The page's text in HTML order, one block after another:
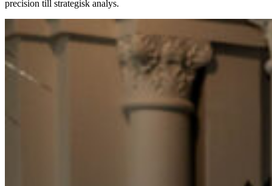
precision till strategisk analys.